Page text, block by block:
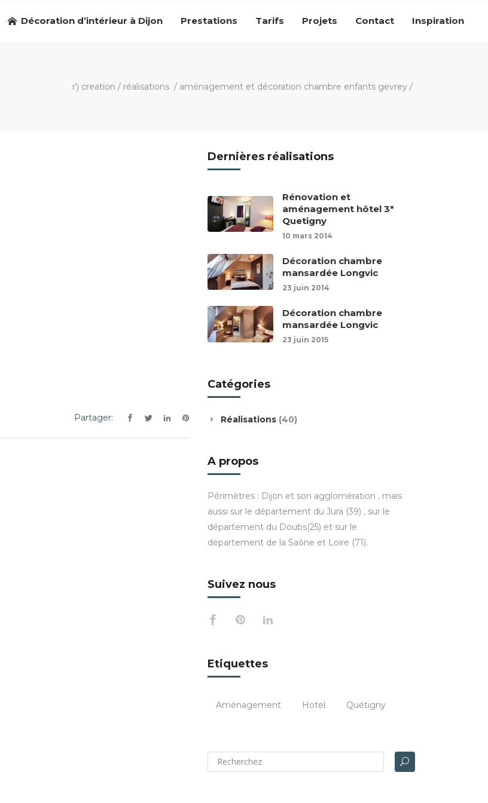
Décoration d’intérieur à Dijon Prestations Tarifs Projets Contact Inspiration
r'j creation / réalisations / aménagement et décoration chambre enfants gevrey /
Partager:
Dernières réalisations
Rénovation et
aménagement hôtel 3*
Quetigny
10 mars 2014
Décoration chambre
mansardée Longvic
23 juin 2014
Décoration chambre
mansardée Longvic
23 juin 2015
Catégories
Réalisations (40)
A propos
Périmètres : Dijon et son agglomération , mais
aussi sur le département du Jura (39) , sur le
département du Doubs(25) et sur le
département de la Saône et Loire (71).
Suivez nous
Etiquettes
Aménagement Hotel Quétigny